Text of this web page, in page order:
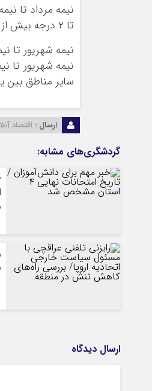
تا ۲ درجه بیش از نرمال و در سایر مناطق کشور بین نیم تا یک درجه بیش از نرمال برآورد میشود.
نیمه شهریور تا
سایر مناطق بین یک تا ۲ درجه افزایش
ارسال : اقتصاد
گردشگری‌های مشابه:
ارسال دیدگاه